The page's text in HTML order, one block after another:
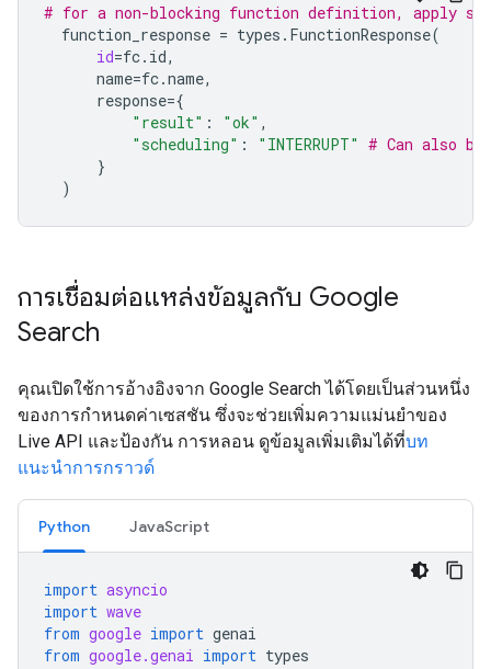
# for a non-blocking function definition, apply
function_response = types . FunctionResponse(
id=fc. id,
name=fc.name,
response={
"result" : "ok" ,
"scheduling" : "INTERRUPT" # Can also be
}
)
การเชื่อมต่อแหล่งข้อมูลกับ Google
Search
คุณเปิดใช้การอ้างอิงจาก Google Search ได้โดยเป็นส่วนหนึ่ง
ของการกำหนดค่าเซสชัน ซึ่งจะช่วยเพิ่มความแม่นยำของ
Live API และป้องกัน การหลอน ดูข้อมูลเพิ่มเติมได้ที่บท
แนะนำการกราวด์
Python JavaScript
import asyncio
import wave
from google import genai
from google.genai import types